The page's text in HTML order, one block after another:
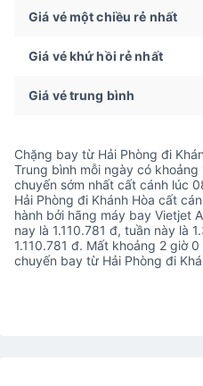
Giá vé một chiều rẻ nhất
Giá vé khứ hồi rẻ nhất
Giá vé trung bình
Chặng bay từ Hải Phòng đi
Trung bình mỗi ngày có khoảng
chuyến sớm nhất cất cánh lúc
Hải Phòng đi Khánh Hòa cất
hành bởi hãng máy bay Vietjet
nay là 1.110.781 đ, tuần này là
1.110.781 đ. Mất khoảng 2 giờ
chuyến bay từ Hải Phòng đi